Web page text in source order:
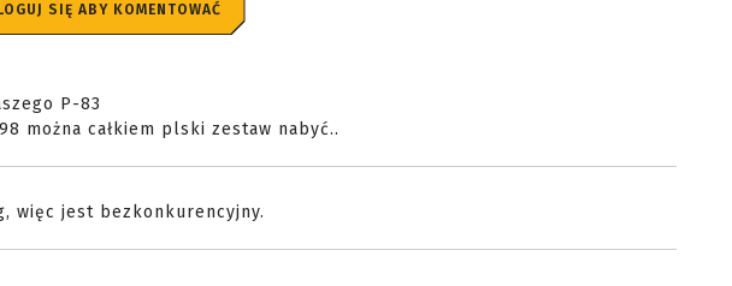
SIĘ ABY KOMENTOWAĆ
P-83
można całkiem plski zestaw nabyć..
więc jest bezkonkurencyjny.